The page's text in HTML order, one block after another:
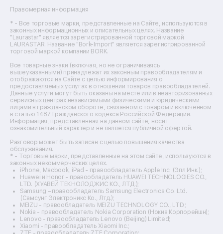
Ремонт фенов
Ремонт цифровых биноклей
Ремонт тепловизоров
Ремонт массажных кресел
Ремонт водонагревателей
Ремонт вытяжек
Ремонт источников бесперебойного питания
Ремонт пароварок
Ремонт микшерных пультов
Ремонт dj-пультов
Ремонт кухонных плит
Ремонт стедикамов
Ремонт оптических прицелов
Ремонт электровелосипедов
Ремонт видеокамер
Ремонт эхолотов
Ремонт 3d-принтеров
Ремонт прицелов ночного видения
Ремонт винных шкафов
Ремонт выпрямителей
Ремонт сушилок для рук
Ремонт дальномеров
Ремонт снегоуборщиков
Правомерная информация
* - Все торговые марки, представленные на Сайте, используются в
законных информационных и описательных целях. Название
"Laurastar" является зарегистрированной торговой маркой
LAURASTAR. Название "Bork-Import" является зарегистрированной
торговой маркой компании BORK.
Все товарные знаки (включая, но не ограничиваясь
вышеуказанными) принадлежат их законным правообладателям и
отображаются на Сайте с целью информирования о
предоставляемых услугах в отношении товаров правообладателей.
Данные услуги могут быть оказаны на месте или в неавторизованных
сервисных центрах независимыми физическими и юридическими
лицами в гражданском обороте, связанном с товаром и включенном
в статью 1487 Гражданского кодекса Российской Федерации.
Информация, представленная на данном сайте, носит
ознакомительный характер и не является публичной офертой.
Разговор может быть записан с целью повышения качества
обслуживания.
* - Торговые марки, представленные на этом сайте, используются в
законных некоммерческих целях.
iPhone, Macbook, iPad - правообладатель Apple Inc. (Эпл Инк.);
Huawei и Honor - правообладатель HUAWEI TECHNOLOGIES CO.,
LTD. (ХУАВЕЙ ТЕКНОЛОДЖИС КО., ЛТД.);
Samsung – правообладатель Samsung Electronics Co. Ltd.
(Самсунг Электроникс Ко., Лтд.);
MEIZU - правообладатель MEIZU TECHNOLOGY CO., LTD.;
Nokia - правообладатель Nokia Corporation (Нокиа Корпорейшн);
Lenovo - правообладатель Lenovo (Beijing) Limited;
Xiaomi - правообладатель Xiaomi Inc.;